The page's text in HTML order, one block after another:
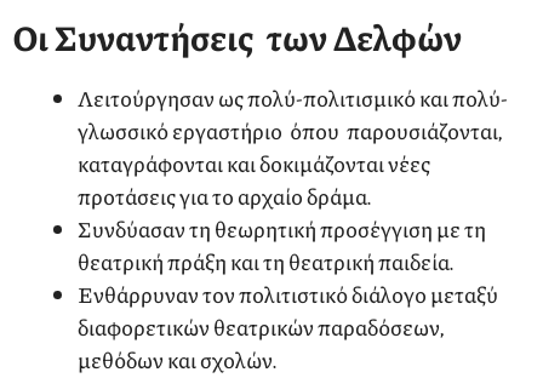
Οι Συναντήσεις των Δελφών
Λειτούργησαν ως πολύ-πολιτισμικό και πολύ-
γλωσσικό εργαστήριο όπου παρουσιάζονται,
καταγράφονται και δοκιμάζονται νέες
προτάσεις για το αρχαίο δράμα.
Συνδύασαν τη θεωρητική προσέγγιση με τη
θεατρική πράξη και τη θεατρική παιδεία.
Ενθάρρυναν τον πολιτιστικό διάλογο μεταξύ
διαφορετικών θεατρικών παραδόσεων,
μεθόδων και σχολών.